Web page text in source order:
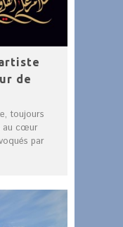
de
au cœur
par